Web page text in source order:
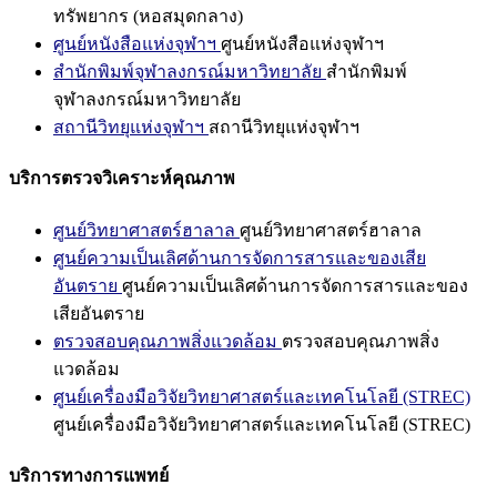
ทรัพยากร (หอสมุดกลาง)
ศูนย์หนังสือแห่งจุฬาฯ ศูนย์หนังสือแห่งจุฬาฯ
สำนักพิมพ์จุฬาลงกรณ์มหาวิทยาลัย สำนักพิมพ์
จุฬาลงกรณ์มหาวิทยาลัย
สถานีวิทยุแห่งจุฬาฯ สถานีวิทยุแห่งจุฬาฯ
บริการตรวจวิเคราะห์คุณภาพ
ศูนย์วิทยาศาสตร์ฮาลาล ศูนย์วิทยาศาสตร์ฮาลาล
ศูนย์ความเป็นเลิศด้านการจัดการสารและของเสีย
อันตราย ศูนย์ความเป็นเลิศด้านการจัดการสารและของ
เสียอันตราย
ตรวจสอบคุณภาพสิ่งแวดล้อม ตรวจสอบคุณภาพสิ่ง
แวดล้อม
ศูนย์เครื่องมือวิจัยวิทยาศาสตร์และเทคโนโลยี (STREC)
ศูนย์เครื่องมือวิจัยวิทยาศาสตร์และเทคโนโลยี (STREC)
บริการทางการแพทย์